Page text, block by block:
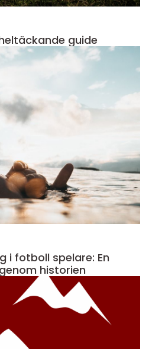
guide
i fotboll spelare: En
historien